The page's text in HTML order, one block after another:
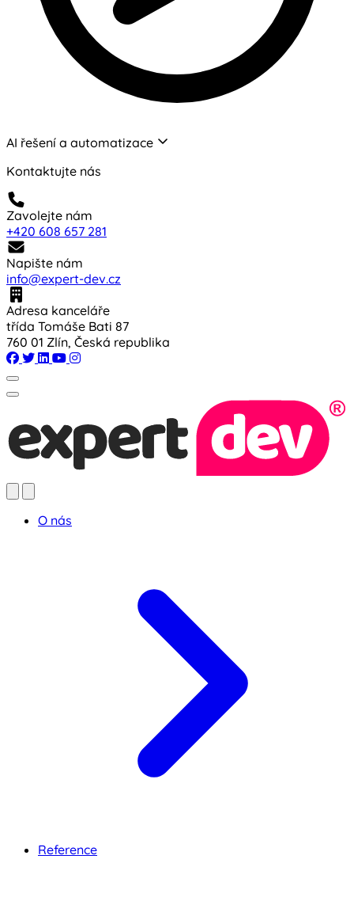
AI řešení a automatizace
Kontaktujte nás
Zavolejte nám
+420 608 657 281
Napište nám
info@expert-dev.cz
Adresa kanceláře
třída Tomáše Bati 87
760 01 Zlín, Česká republika
O nás
Reference